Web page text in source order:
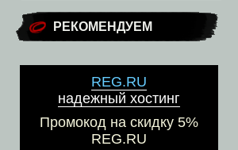
РЕКОМЕНДУЕМ
REG.RU
надежный хостинг
Промокод на скидку 5%
REG.RU